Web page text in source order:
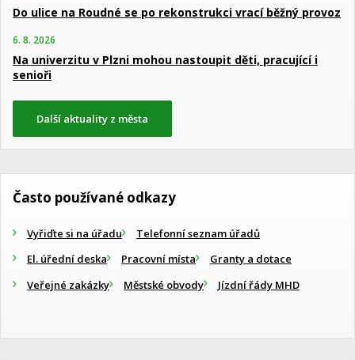
Do ulice na Roudné se po rekonstrukci vrací běžný provoz
6. 8. 2026
Na univerzitu v Plzni mohou nastoupit děti, pracující i
senioři
Další aktuality z města
Často používané odkazy
Vyřiďte si na úřadu
Telefonní seznam úřadů
El. úřední deska
Pracovní místa
Granty a dotace
Veřejné zakázky
Městské obvody Jízdní řády MHD